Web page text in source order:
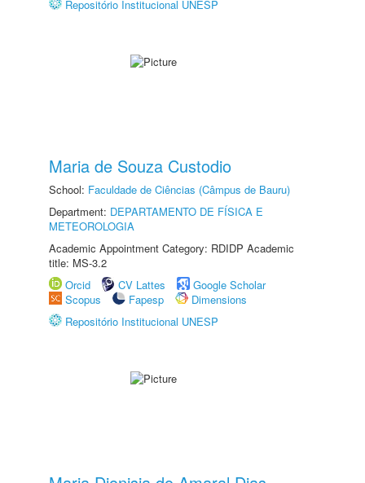
Repositório Institucional UNESP
Maria de Souza Custodio
School: Faculdade de Ciências (Câmpus de Bauru)
Department: DEPARTAMENTO DE FÍSICA E
METEOROLOGIA
Academic Appointment Category: RDIDP Academic
title: MS-3.2
Orcid
CV Lattes
Google Scholar
Scopus
Fapesp
Dimensions
Repositório Institucional UNESP